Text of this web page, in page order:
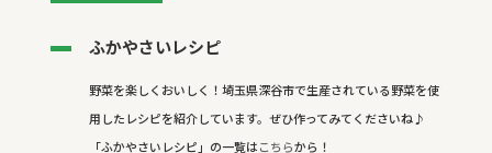
ふかやさいレシピ
野菜を楽しくおいしく！埼玉県深谷市で生産されている野菜を使
用したレシピを紹介しています。ぜひ作ってみてくださいね♪
「ふかやさいレシピ」の一覧はこちらから！